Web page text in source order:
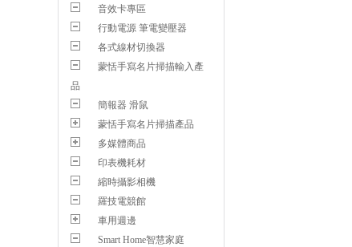
音效卡專區
行動電源 筆電變壓器
各式線材切換器
蒙恬手寫名片掃描輸入產
品
簡報器 滑鼠
蒙恬手寫名片掃描產品
多媒體商品
印表機耗材
縮時攝影相機
羅技電競館
車用週邊
Smart Home智慧家庭